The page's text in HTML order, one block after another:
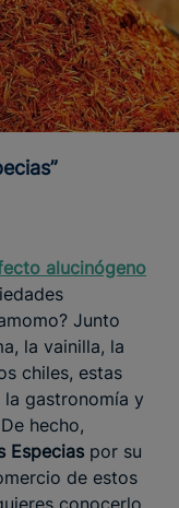
alucinógeno
Junto
la vainilla, la
chiles, estas
gastronomía y
hecho,
Especias por su
de estos
conocerlo